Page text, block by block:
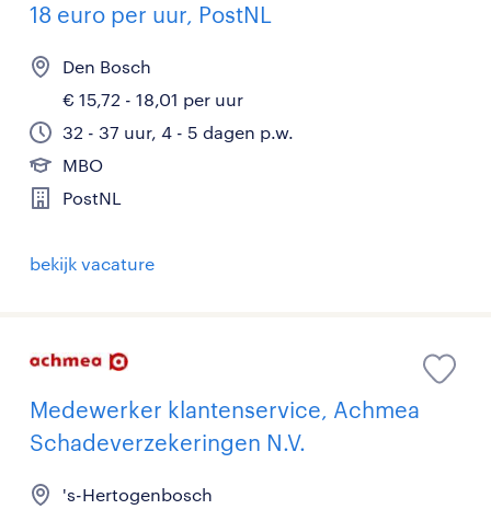
18 euro per uur, PostNL
Den Bosch
€ 15,72 - 18,01 per uur
32 - 37 uur, 4 - 5 dagen p.w.
MBO
PostNL
bekijk vacature
Medewerker klantenservice, Achmea
Schadeverzekeringen N.V.
's-Hertogenbosch